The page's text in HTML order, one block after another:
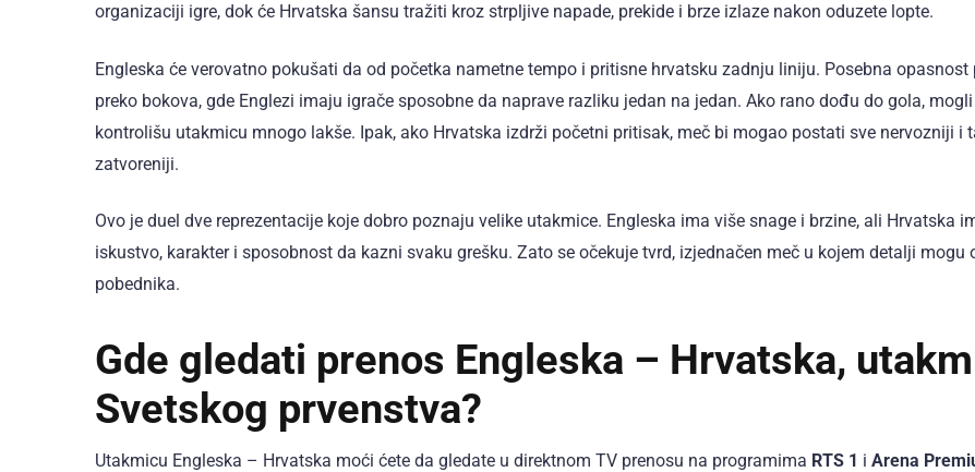
organizaciji igre, dok će Hrvatska šansu tražiti kroz strpljive napade, prekide i brze izlaze nakon oduzete lopte.
Engleska će verovatno pokušati da od početka nametne tempo i pritisne hrvatsku zadnju liniju. Posebna opasnost
preko bokova, gde Englezi imaju igrače sposobne da naprave razliku jedan na jedan. Ako rano dođu do gola,
kontrolišu utakmicu mnogo lakše. Ipak, ako Hrvatska izdrži početni pritisak, meč bi mogao postati sve nervozniji i
zatvoreniji.
Ovo je duel dve reprezentacije koje dobro poznaju velike utakmice. Engleska ima više snage i brzine, ali Hrvatska
iskustvo, karakter i sposobnost da kazni svaku grešku. Zato se očekuje tvrd, izjednačen meč u kojem detalji mogu
pobednika.
Gde gledati prenos Engleska – Hrvatska,
Svetskog prvenstva?
Utakmicu Engleska – Hrvatska moći ćete da gledate u direktnom TV prenosu na programima RTS 1 i Arena